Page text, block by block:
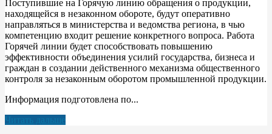
Поступившие на Горячую линию обращения о продукции,
находящейся в незаконном обороте, будут оперативно
направляться в министерства и ведомства региона, в чью
компетенцию входит решение конкретного вопроса. Работа
Горячей линии будет способствовать повышению
эффективности объединения усилий государства, бизнеса и
граждан в создании действенного механизма общественного
контроля за незаконным оборотом промышленной продукции.
Информация подготовлена по...
Читать дальше